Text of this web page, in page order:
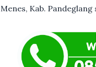
Menes, Kab.